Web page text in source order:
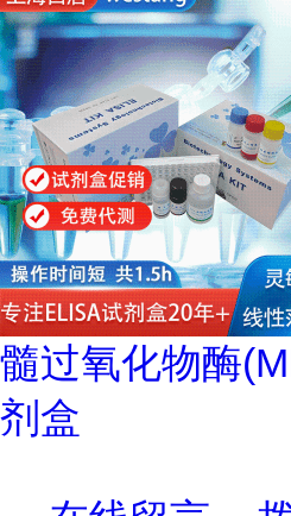
髓过氧化物酶
剂盒